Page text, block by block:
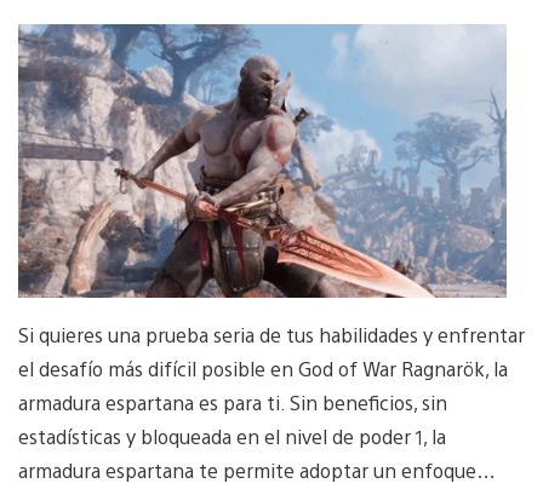
Si quieres una prueba seria de tus habilidades y enfrentar
el desafío más difícil posible en God of War Ragnarök, la
armadura espartana es para ti. Sin beneficios, sin
estadísticas y bloqueada en el nivel de poder 1, la
armadura espartana te permite adoptar un enfoque…